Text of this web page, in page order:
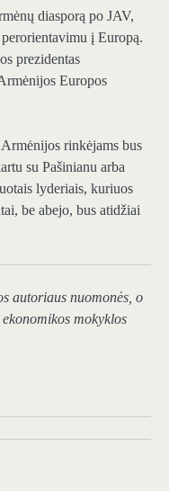
diasporą po JAV,
į Europą.
prezidentas
Europos
rinkėjams bus
su Pašinianu arba
lyderiais, kuriuos
be abejo, bus atidžiai
autoriaus nuomonės, o
mokyklos